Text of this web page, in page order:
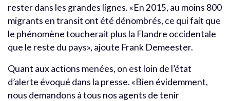
rester dans les grandes lignes. «En 2015, au moins 800
migrants en transit ont été dénombrés, ce qui fait que
le phénomène toucherait plus la Flandre occidentale
que le reste du pays», ajoute Frank Demeester.
Quant aux actions menées, on est loin de l’état
d’alerte évoqué dans la presse. «Bien évidemment,
nous demandons à tous nos agents de tenir